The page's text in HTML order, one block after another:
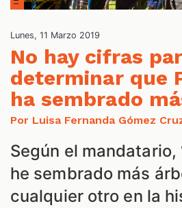
Lunes, 11 Marzo 2019
No hay cifras
determinar que
ha sembrado
Por Luisa Fernanda Gómez
Según el mandatario,
he sembrado más
cualquier otro en la